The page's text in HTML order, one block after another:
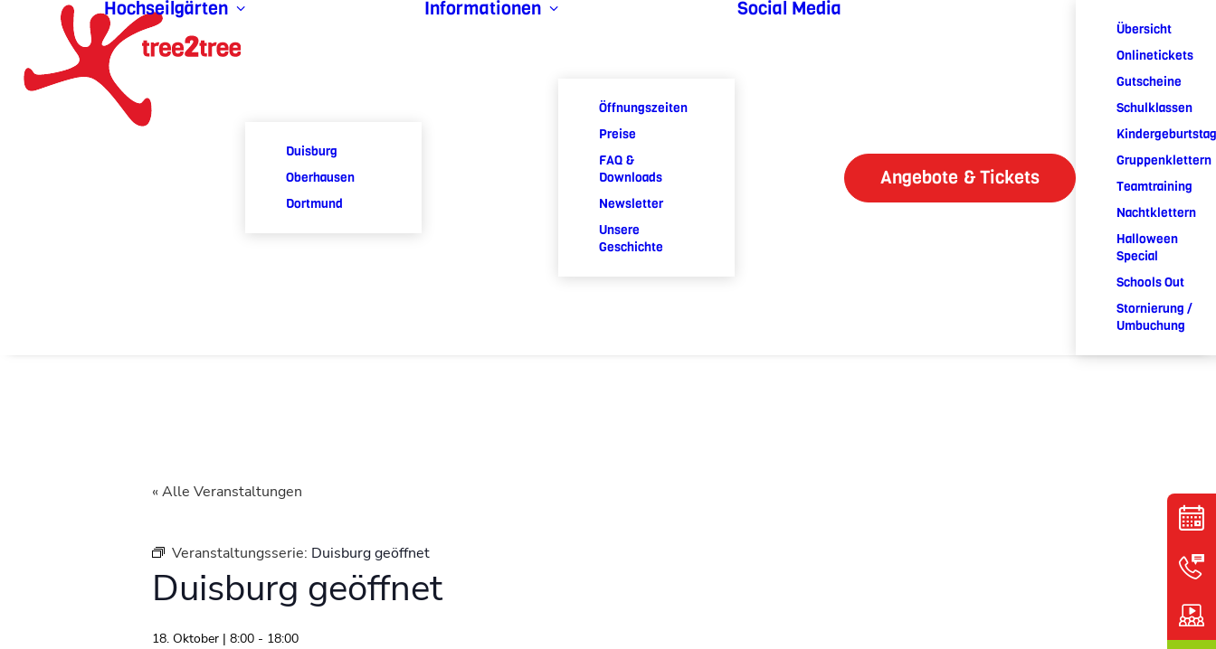
Hochseilgärten
Duisburg
Oberhausen
Dortmund
Informationen
Öffnungszeiten
Preise
FAQ &
Downloads
Newsletter
Unsere
Geschichte
Social Media
Angebote & Tickets
Übersicht
Onlinetickets
Gutscheine
Schulklassen
Kindergeburtstag
Gruppenklettern
Teamtraining
Nachtklettern
Halloween
Special
Schools Out
Stornierung /
Umbuchung
« Alle Veranstaltungen
Veranstaltungsserie: Duisburg geöffnet
Duisburg geöffnet
18. Oktober | 8:00 - 18:00